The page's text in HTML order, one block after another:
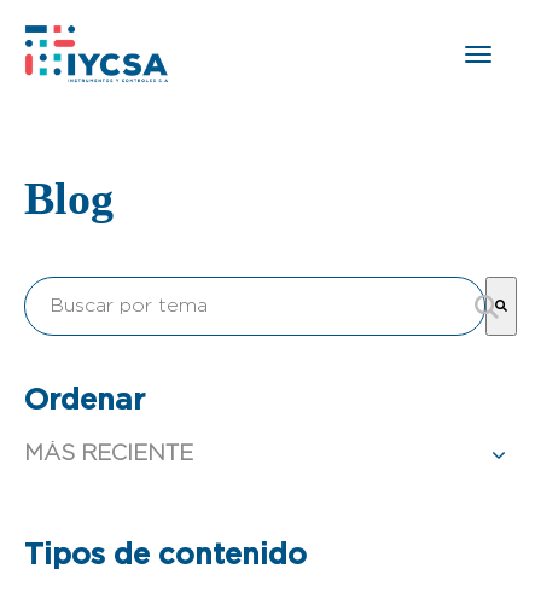
Blog
Esto es un campo de búsqueda con una función de
Ordenar
Tipos de contenido